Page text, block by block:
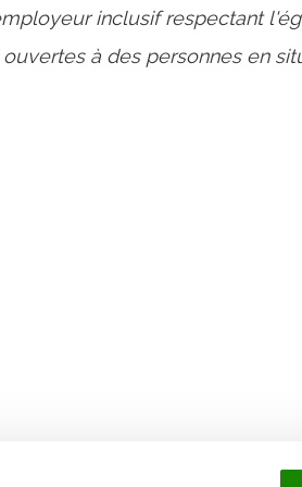
inclusif respectant
à des personnes en